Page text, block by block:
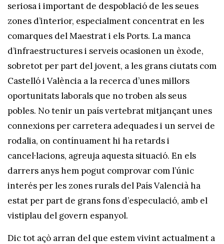
seriosa i important de despoblació de les seues
zones d’interior, especialment concentrat en les
comarques del Maestrat i els Ports. La manca
d’infraestructures i serveis ocasionen un èxode,
sobretot per part del jovent, a les grans ciutats com
Castelló i València a la recerca d’unes millors
oportunitats laborals que no troben als seus
pobles. No tenir un país vertebrat mitjançant unes
connexions per carretera adequades i un servei de
rodalia, on contínuament hi ha retards i
cancel·lacions, agreuja aquesta situació. En els
darrers anys hem pogut comprovar com l’únic
interés per les zones rurals del País Valencià ha
estat per part de grans fons d’especulació, amb el
vistiplau del govern espanyol.
Dic tot açò arran del que estem vivint actualment a